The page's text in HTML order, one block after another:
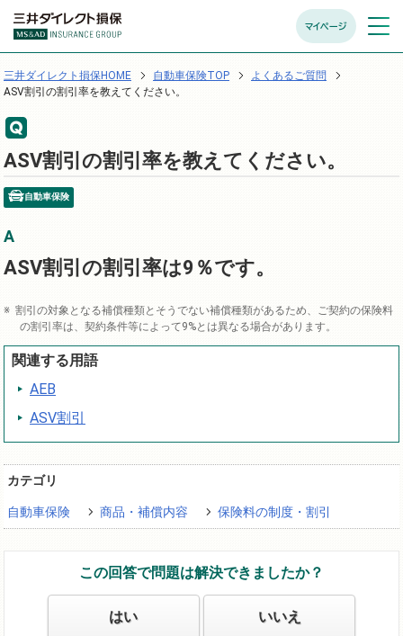
マイページ メニュ
開く
三井ダイレクト損保HOME 自動車保険TOP
よくあるご質問
ASV割引の割引率を教えてください。
ASV割引の割引率を教えてください。
自動車保険
ASV割引の割引率は9％です。
割引の対象となる補償種類とそうでない補償種類があるため、ご契約の保険料
の割引率は、契約条件等によって9%とは異なる場合があります。
関連する用語
AEB
ASV割引
カテゴリ
自動車保険 商品・補償内容 保険料の制度・割引
この回答で問題は解決できましたか？
はい いいえ